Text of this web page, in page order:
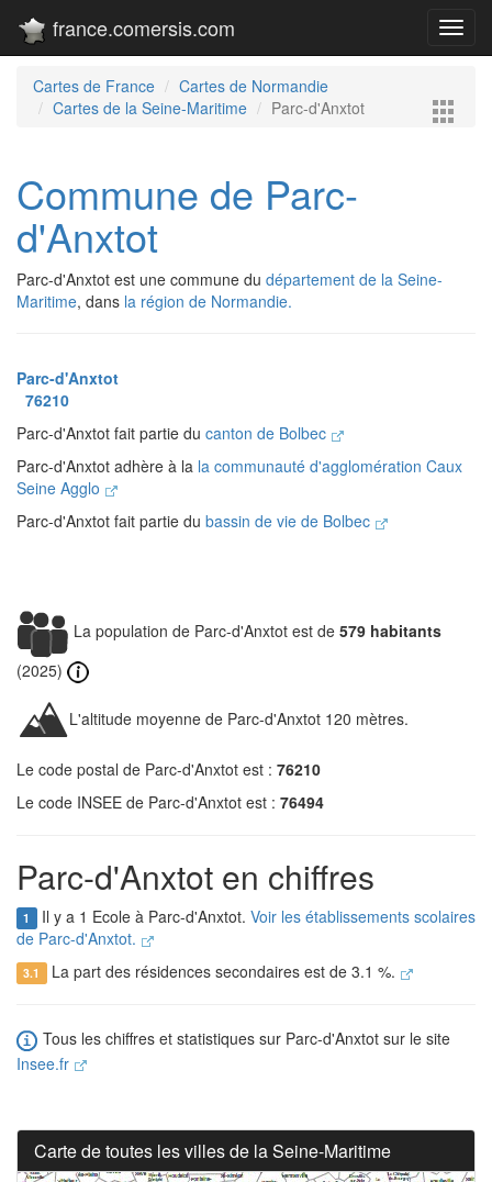
france.comersis.com
Cartes de France
Cartes de Normandie
Cartes de la Seine-Maritime
Parc-d'Anxtot
Commune de Parc-
d'Anxtot
Parc-d'Anxtot est une commune du département de la Seine-
Maritime, dans la région de Normandie.
Parc-d'Anxtot
76210
Parc-d'Anxtot fait partie du canton de Bolbec
Parc-d'Anxtot adhère à la la communauté d'agglomération Caux
Seine Agglo
Parc-d'Anxtot fait partie du bassin de vie de Bolbec
La population de Parc-d'Anxtot est de 579 habitants
(2025)
L'altitude moyenne de Parc-d'Anxtot 120 mètres.
Le code postal de Parc-d'Anxtot est : 76210
Le code INSEE de Parc-d'Anxtot est : 76494
Parc-d'Anxtot en chiffres
1 Il y a 1 Ecole à Parc-d'Anxtot. Voir les établissements scolaires
de Parc-d'Anxtot.
3.1 La part des résidences secondaires est de 3.1 %.
Tous les chiffres et statistiques sur Parc-d'Anxtot sur le site
Insee.fr
Carte de toutes les villes de la Seine-Maritime